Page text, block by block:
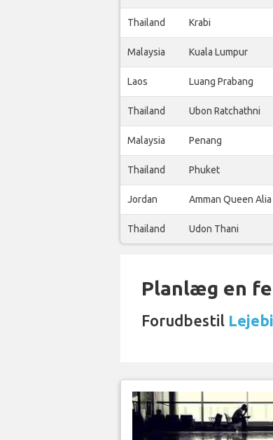
Thailand Krabi
Malaysia Kuala Lumpur
Laos Luang Prabang
Thailand Ubon Ratchathni
Malaysia Penang
Thailand Phuket
Jordan Amman Queen Alia
Thailand Udon Thani
Planlæg en
Forudbestil